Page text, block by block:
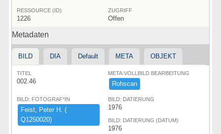
RESSOURCE (ID)
1226
ZUGRIFF
Offen
Metadaten
BILD DIA Default META OBJEKT
TITEL
002.46
META:VOLLBILD BEARBEITUNG
Rohscan
BILD: FOTOGRAF*IN
Feist,​ ​Peter ​H.​ ​(​
Q1250020)​
BILD: DATIERUNG
1976
BILD: DATIERUNG (DATUM)
1976